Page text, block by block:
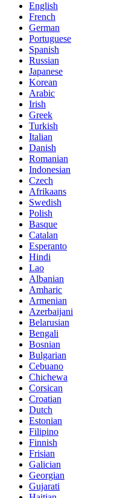
English
French
German
Portuguese
Spanish
Russian
Japanese
Korean
Arabic
Irish
Greek
Turkish
Italian
Danish
Romanian
Indonesian
Czech
Afrikaans
Swedish
Polish
Basque
Catalan
Esperanto
Hindi
Lao
Albanian
Amharic
Armenian
Azerbaijani
Belarusian
Bengali
Bosnian
Bulgarian
Cebuano
Chichewa
Corsican
Croatian
Dutch
Estonian
Filipino
Finnish
Frisian
Galician
Georgian
Gujarati